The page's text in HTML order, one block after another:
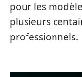
pour les
plusieurs
professionnels.